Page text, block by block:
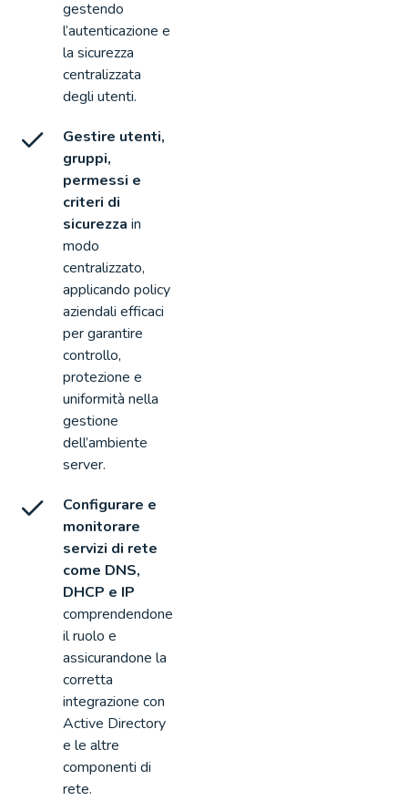
gestendo
l’autenticazione e
la sicurezza
centralizzata
degli utenti.
Gestire utenti,
gruppi,
permessi e
criteri di
sicurezza in
modo
centralizzato,
applicando policy
aziendali efficaci
per garantire
controllo,
protezione e
uniformità nella
gestione
dell’ambiente
server.
Configurare e
monitorare
servizi di rete
come DNS,
DHCP e IP
comprendendone
il ruolo e
assicurandone la
corretta
integrazione con
Active Directory
e le altre
componenti di
rete.